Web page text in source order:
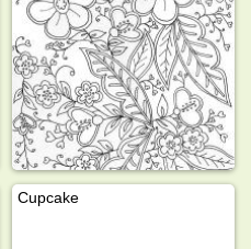
Cupcake